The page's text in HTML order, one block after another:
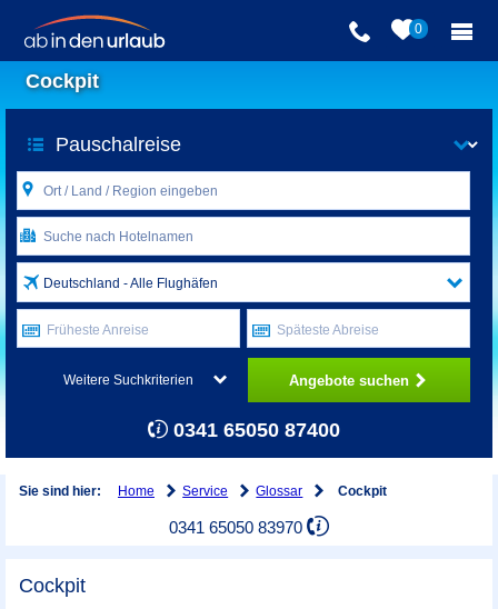
0
Cockpit
Deutschland - Alle Flughäfen
Früheste Anreise Späteste Abreise
Weitere Suchkriterien Angebote suchen
0341 65050 87400
Sie sind hier: Home Service Glossar Cockpit
0341 65050 83970
Cockpit